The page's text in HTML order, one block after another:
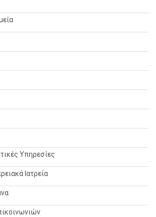
Υπηρεσίες
Ιατρεία